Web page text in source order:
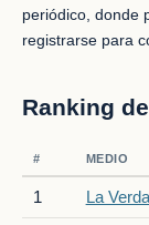
periódico, donde
registrarse para
Ranking
# MEDIO
1 La